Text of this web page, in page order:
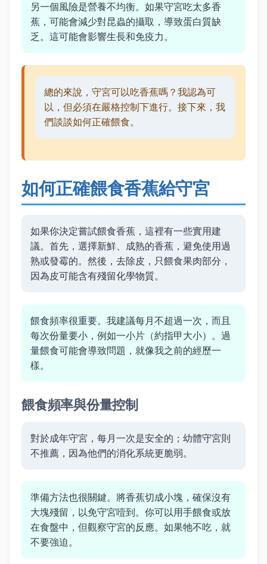
另一個風險是營養不均衡。如果守宮吃太多香
蕉，可能會減少對昆蟲的攝取，導致蛋白質缺
乏。這可能會影響生長和免疫力。
總的來說，守宮可以吃香蕉嗎？我認為可
以，但必須在嚴格控制下進行。接下來，我
們談談如何正確餵食。
如何正確餵食香蕉給守宮
如果你決定嘗試餵食香蕉，這裡有一些實用建
議。首先，選擇新鮮、成熟的香蕉，避免使用過
熟或發霉的。然後，去除皮，只餵食果肉部分，
因為皮可能含有殘留化學物質。
餵食頻率很重要。我建議每月不超過一次，而且
每次份量要小，例如一小片（約指甲大小）。過
量餵食可能會導致問題，就像我之前的經歷一
樣。
餵食頻率與份量控制
對於成年守宮，每月一次是安全的；幼體守宮則
不推薦，因為他們的消化系統更脆弱。
準備方法也很關鍵。將香蕉切成小塊，確保沒有
大塊殘留，以免守宮噎到。你可以用手餵食或放
在食盤中，但觀察守宮的反應。如果牠不吃，就
不要強迫。